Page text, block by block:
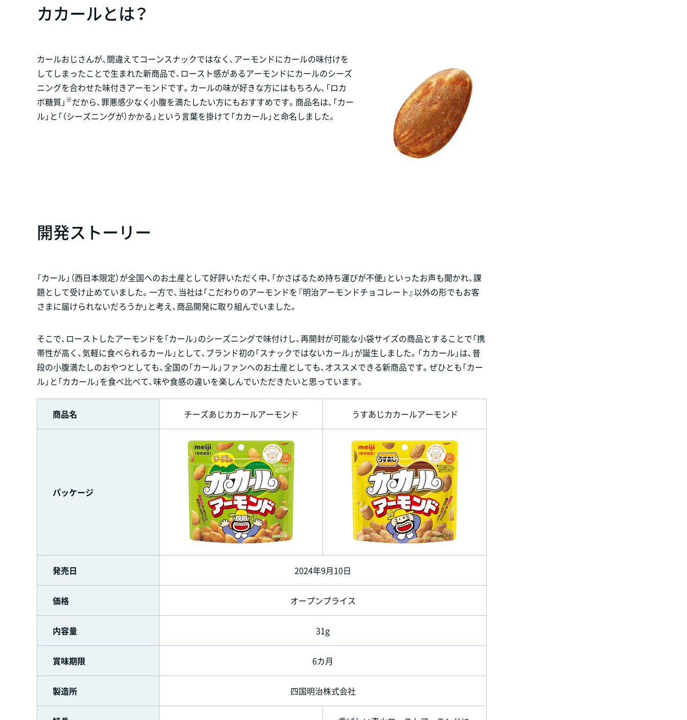
カカールとは？
カールおじさんが、間違えてコーンスナックではなく、アーモンドにカールの味付けを
してしまったことで生まれた新商品で、ロースト感があるアーモンドにカールのシーズ
ニングを合わせた味付きアーモンドです。カールの味が好きな方にはもちろん、「ロカ
ボ糖質」 ※だから、罪悪感少なく小腹を満たしたい方にもおすすめです。商品名は、「カー
ル」と「（シーズニングが）かかる」という言葉を掛けて「カカール」と命名しました。
開発ストーリー
「カール」（西日本限定）が全国へのお土産として好評いただく中、「かさばるため持ち運びが不便」といったお声も聞かれ、課
題として受け止めていました。一方で、当社は「こだわりのアーモンドを『明治アーモンドチョコレート』以外の形でもお客
さまに届けられないだろうか」と考え、商品開発に取り組んでいました。
そこで、ローストしたアーモンドを「カール」のシーズニングで味付けし、再開封が可能な小袋サイズの商品とすることで「携
帯性が高く、気軽に食べられるカール」として、ブランド初の「スナックではないカール」が誕生しました。「カカール」は、普
段の小腹満たしのおやつとしても、全国の「カール」ファンへのお土産としても、オススメできる新商品です。ぜひとも「カー
ル」と「カカール」を食べ比べて、味や食感の違いを楽しんでいただきたいと思っています。
商品名 チーズあじカカールアーモンド うすあじカカールアーモンド
パッケージ
発売日 2024年9月10日
価格 オープンプライス
内容量 31g
賞味期限 6カ月
製造所 四国明治株式会社